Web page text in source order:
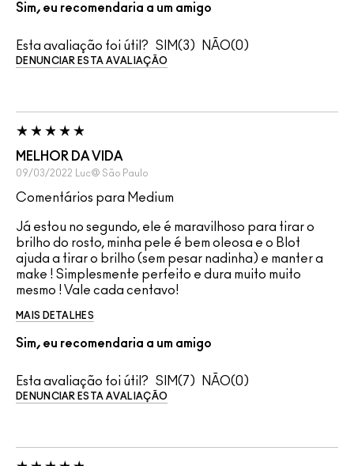
Sim, eu recomendaria a um amigo
Esta avaliação foi útil? 3 0
DENUNCIAR ESTA AVALIAÇÃO
MELHOR DA VIDA
09/03/2022 Luc@ São Paulo
Comentários para Medium
Já estou no segundo, ele é maravilhoso para tirar o
brilho do rosto, minha pele é bem oleosa e o Blot
ajuda a tirar o brilho (sem pesar nadinha) e manter a
make ! Simplesmente perfeito e dura muito muito
mesmo ! Vale cada centavo!
MAIS DETALHES
Sim, eu recomendaria a um amigo
Esta avaliação foi útil? 7 0
DENUNCIAR ESTA AVALIAÇÃO